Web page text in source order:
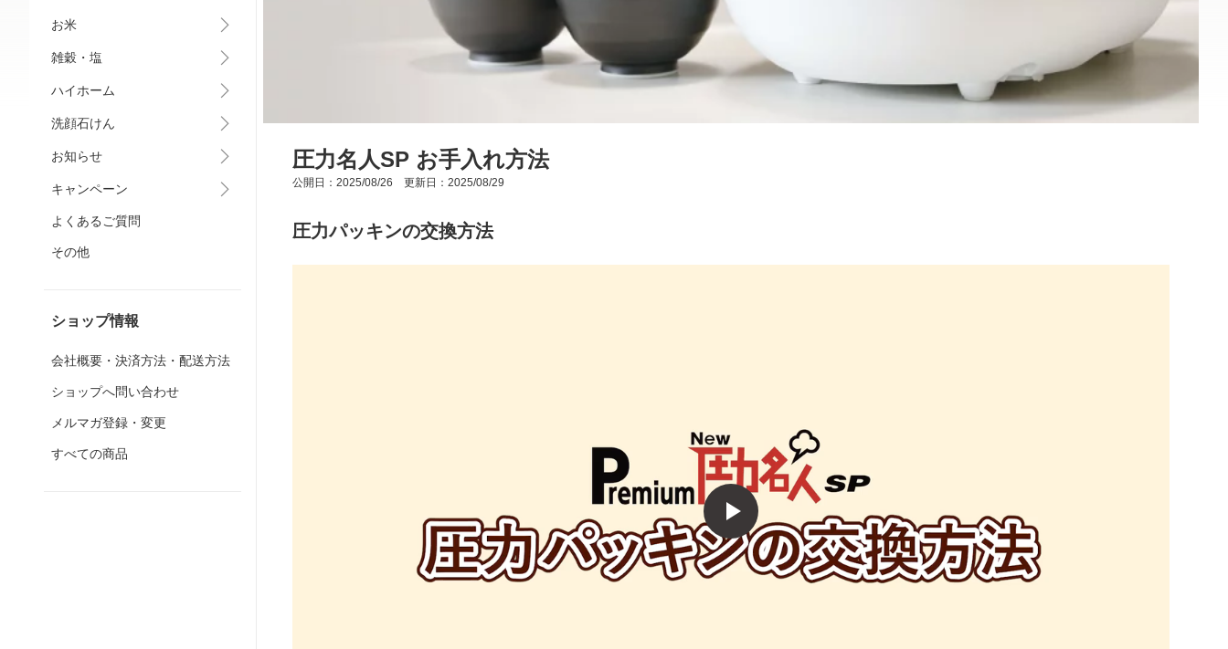
お米
雑穀・塩
ハイホーム
洗顔石けん
お知らせ
キャンペーン
よくあるご質問
その他
ショップ情報
会社概要・決済方法・配送方法
ショップへ問い合わせ
メルマガ登録・変更
すべての商品
圧力名人SP お手入れ方法
公開日：2025/08/26 更新日：2025/08/29
圧力パッキンの交換方法